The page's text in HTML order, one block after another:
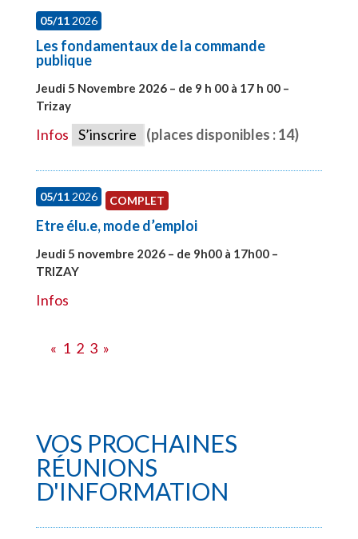
05/112026
Les fondamentaux de la commande
publique
Jeudi 5 Novembre 2026 – de 9 h 00 à 17 h 00 –
Trizay
Infos S’inscrire (places disponibles : 14)
05/112026 COMPLET
Etre élu.e, mode d’emploi
Jeudi 5 novembre 2026 – de 9h00 à 17h00 –
TRIZAY
Infos
« 1 2 3 »
VOS PROCHAINES
RÉUNIONS
D'INFORMATION